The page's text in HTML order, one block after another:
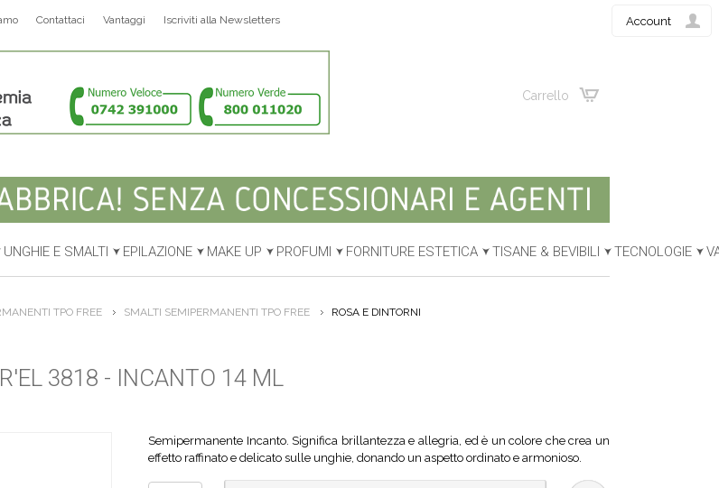
Carrello
Account
Contattaci Vantaggi Iscriviti alla Newsletters
UNGHIE E SMALTI EPILAZIONE MAKE UP PROFUMI FORNITURE ESTETICA TISANE & BEVIBILI TECNOLOGIE
TPO FREE SMALTI SEMIPERMANENTI TPO FREE ROSA E DINTORNI
3818 - INCANTO 14 ML
Semipermanente Incanto. Significa brillantezza e allegria, ed è un colore che crea un
effetto raffinato e delicato sulle unghie, donando un aspetto ordinato e armonioso.